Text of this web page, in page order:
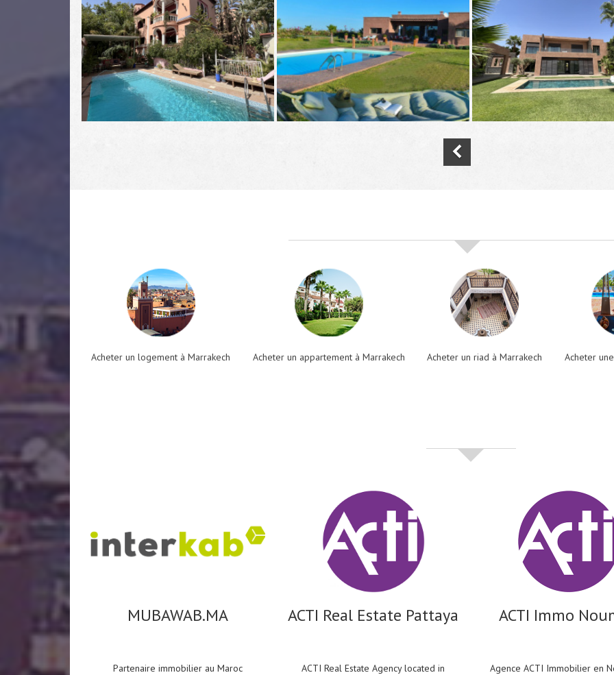
Acheter un logement à Marrakech Acheter un appartement à Marrakech Acheter un riad à Marrakech Acheter
MUBAWAB.MA
Partenaire immobilier au Maroc
ACTI Real Estate Pattaya
ACTI Real Estate Agency located in
ACTI Immo
Agence ACTI Immobilier en